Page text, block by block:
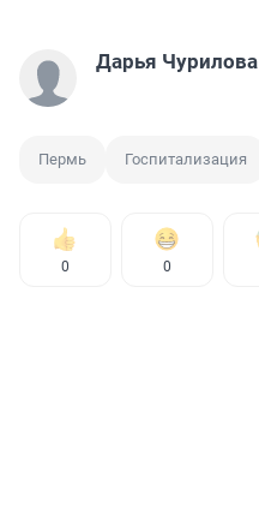
Дарья Чурилова
Пермь Госпитализация
0 0